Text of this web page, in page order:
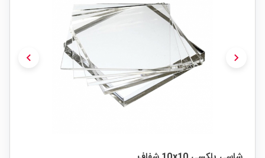
chevron_left chevron_right